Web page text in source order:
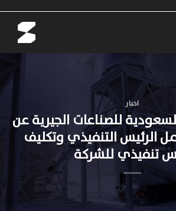
اخبار
للصناعات الجيرية عن
الرئيس التنفيذي وتكليف
تنفيذي للشركة